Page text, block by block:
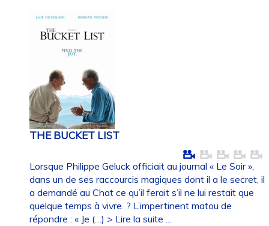
THE BUCKET LIST
Lorsque Philippe Geluck officiait au journal « Le Soir »,
dans un de ses raccourcis magiques dont il a le secret, il
a demandé au Chat ce qu’il ferait s’il ne lui restait que
quelque temps à vivre. ? L’impertinent matou de
répondre : « Je (…) > Lire la suite ...